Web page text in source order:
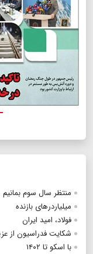
منتظر‭ ‬سال‭ ‬سوم‭ ‬بمانیم
میلیاردرهای بازنده
فولاد،‭ ‬امید‭ ‬ایران
شکایت فدراسیون از
با اسکو تا ۱۴۰۲